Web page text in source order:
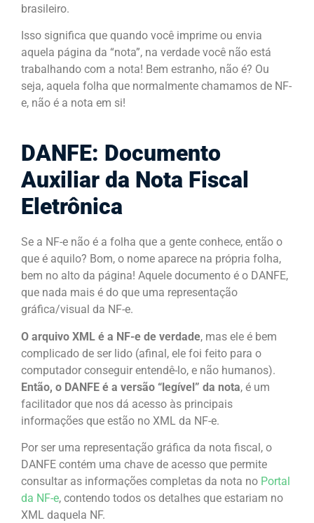
brasileiro.
Isso significa que quando você imprime ou envia
aquela página da “nota”, na verdade você não está
trabalhando com a nota! Bem estranho, não é? Ou
seja, aquela folha que normalmente chamamos de NF-
e, não é a nota em si!
DANFE: Documento
Auxiliar da Nota Fiscal
Eletrônica
Se a NF-e não é a folha que a gente conhece, então o
que é aquilo? Bom, o nome aparece na própria folha,
bem no alto da página! Aquele documento é o DANFE,
que nada mais é do que uma representação
gráfica/visual da NF-e.
O arquivo XML é a NF-e de verdade, mas ele é bem
complicado de ser lido (afinal, ele foi feito para o
computador conseguir entendê-lo, e não humanos).
Então, o DANFE é a versão “legível” da nota, é um
facilitador que nos dá acesso às principais
informações que estão no XML da NF-e.
Por ser uma representação gráfica da nota fiscal, o
DANFE contém uma chave de acesso que permite
consultar as informações completas da nota no Portal
da NF-e, contendo todos os detalhes que estariam no
XML daquela NF.